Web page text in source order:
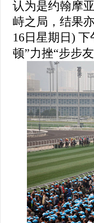
认为是约翰摩
峙之局，结果
16日星期日)
顿”力挫“步步